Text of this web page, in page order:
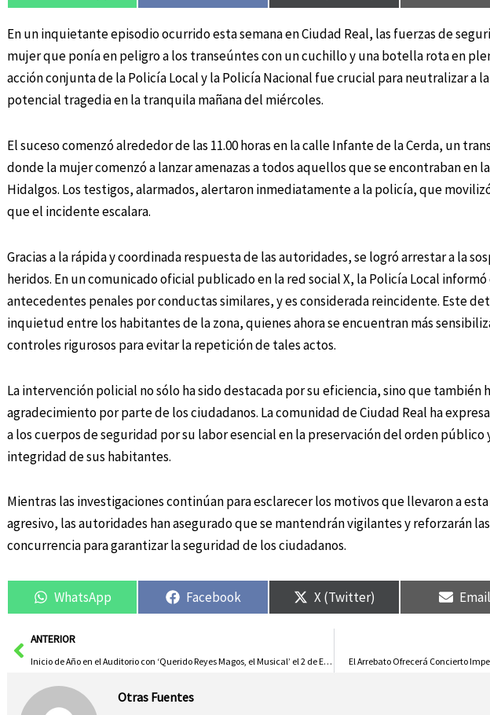
En un inquietante episodio ocurrido esta semana en Ciudad Real, las fuerzas de
mujer que ponía en peligro a los transeúntes con un cuchillo y una botella rota en
acción conjunta de la Policía Local y la Policía Nacional fue crucial para neutralizar a
potencial tragedia en la tranquila mañana del miércoles.
El suceso comenzó alrededor de las 11.00 horas en la calle Infante de la Cerda, un
donde la mujer comenzó a lanzar amenazas a todos aquellos que se encontraban en
Hidalgos. Los testigos, alarmados, alertaron inmediatamente a la policía, que
que el incidente escalara.
Gracias a la rápida y coordinada respuesta de las autoridades, se logró arrestar a la
heridos. En un comunicado oficial publicado en la red social X, la Policía Local
antecedentes penales por conductas similares, y es considerada reincidente. Este
inquietud entre los habitantes de la zona, quienes ahora se encuentran más
controles rigurosos para evitar la repetición de tales actos.
La intervención policial no sólo ha sido destacada por su eficiencia, sino que también
agradecimiento por parte de los ciudadanos. La comunidad de Ciudad Real ha
a los cuerpos de seguridad por su labor esencial en la preservación del orden público
integridad de sus habitantes.
Mientras las investigaciones continúan para esclarecer los motivos que llevaron a
agresivo, las autoridades han asegurado que se mantendrán vigilantes y reforzarán
concurrencia para garantizar la seguridad de los ciudadanos.
WhatsApp Facebook X (Twitter) Email
AntANTERIOR
Inicio de Año en el Auditorio con ‘Querido Reyes Magos, el Musical’ el 2 de Enero El Arrebato Ofrecerá Concierto
Otras Fuentes